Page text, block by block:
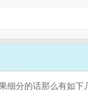
细分的话那么有如下